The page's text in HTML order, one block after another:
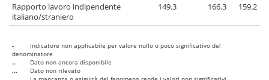
Rapporto lavoro indipendente
italiano/straniero
149.3 166.3 159.2
-
Indicatore non applicabile per valore nullo o poco significativo del
denominatore
..
Dato non ancora disponibile
...
Dato non rilevato